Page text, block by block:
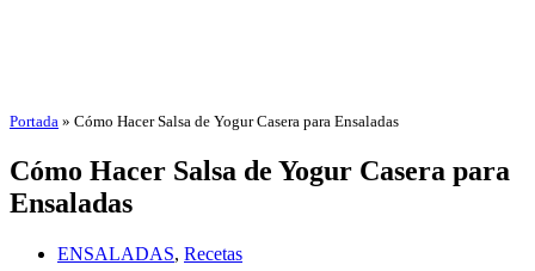
Portada » Cómo Hacer Salsa de Yogur Casera para Ensaladas
Cómo Hacer Salsa de Yogur Casera para
Ensaladas
ENSALADAS, Recetas